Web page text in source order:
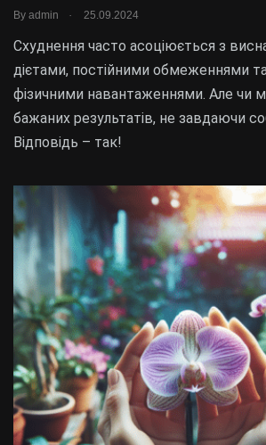
By admin . 25.09.2024
Схуднення часто асоціюється з
дієтами, постійними обмеженнями
фізичними навантаженнями. Але чи
бажаних результатів, не завдаючи
Відповідь – так!